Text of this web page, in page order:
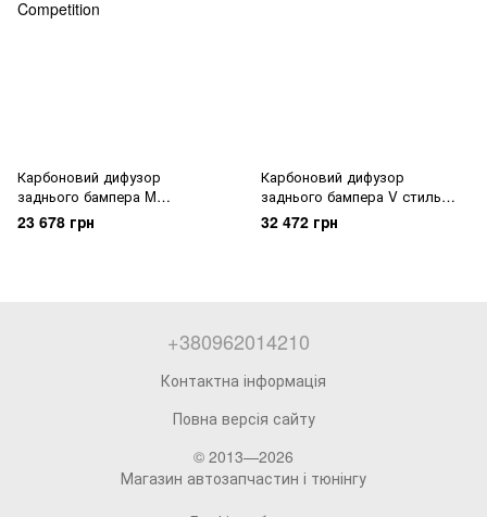
Карбоновий дифузор
заднього бампера M
Performance BMW M2 F87 /
Competition
23 678 грн
Карбоновий дифузор
заднього бампера V стиль
BMW M2 F87
32 472 грн
+380962014210
Контактна інформація
Повна версія сайту
© 2013—2026
Магазин автозапчастин і тюнінгу